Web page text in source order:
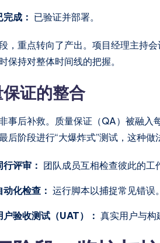
完成： 已验证并部署。
，重点转向了产出。项目经理主持
保持对整体时间线的把握。
保证的整合
事后补救。质量保证（QA）被融入
后阶段进行“大爆炸式”测试，这种做
行评审： 团队成员互相检查彼此的工
动化检查： 运行脚本以捕捉常见错误。
户验收测试（UAT）： 真实用户与构